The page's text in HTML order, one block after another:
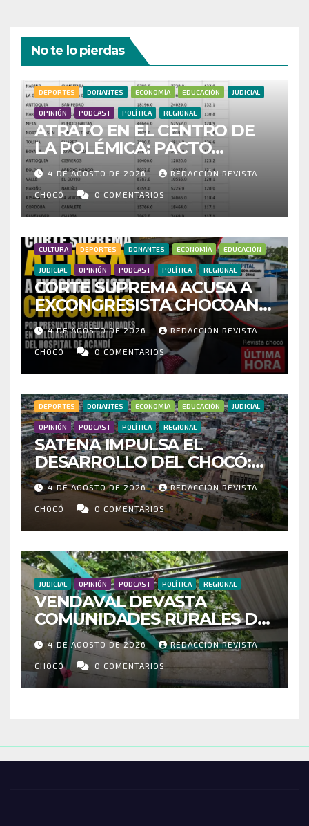
No te lo pierdas
DEPORTES DONANTES ECONOMÍA EDUCACIÓN JUDICIAL
OPINIÓN PODCAST POLÍTICA REGIONAL
ATRATO EN EL CENTRO DE
LA POLÉMICA: PACTO
HISTÓRICO CUESTIONA
CENSO ELECTORAL Y PIDE
INVESTIGAR PRESUNTO
FRAUDE
4 DE AGOSTO DE 2026 REDACCIÓN REVISTA
CHOCÓ 0 COMENTARIOS
CULTURA DEPORTES DONANTES ECONOMÍA EDUCACIÓN
JUDICIAL OPINIÓN PODCAST POLÍTICA REGIONAL
CORTE SUPREMA ACUSA A
EXCONGRESISTA CHOCOANO
POR PRESUNTAS
IRREGULARIDADES EN
MILLONARIO CONTRATO DEL
HOSPITAL DE ACANDÍ
4 DE AGOSTO DE 2026 REDACCIÓN REVISTA
CHOCÓ 0 COMENTARIOS
DEPORTES DONANTES ECONOMÍA EDUCACIÓN JUDICIAL
OPINIÓN PODCAST POLÍTICA REGIONAL
SATENA IMPULSA EL
DESARROLLO DEL CHOCÓ:
MÁS DE 35 MIL PASAJEROS
MOVILIZADOS Y NUEVAS
RUTAS FORTALECEN LA
CONECTIVIDAD
4 DE AGOSTO DE 2026 REDACCIÓN REVISTA
CHOCÓ 0 COMENTARIOS
JUDICIAL OPINIÓN PODCAST POLÍTICA REGIONAL
VENDAVAL DEVASTA
COMUNIDADES RURALES DE
RIOSUCIO: ESCUELAS,
VIVIENDAS Y CEMENTERIO
ENTRE LOS AFECTADOS
4 DE AGOSTO DE 2026 REDACCIÓN REVISTA
CHOCÓ 0 COMENTARIOS